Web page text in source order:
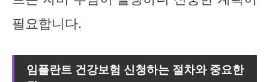
필요합니다.
임플란트 건강보험 신청하는 절차와 중요한